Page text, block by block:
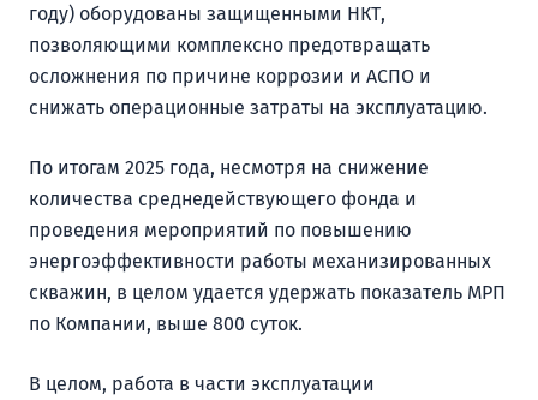
году) оборудованы защищенными НКТ,
позволяющими комплексно предотвращать
осложнения по причине коррозии и АСПО и
снижать операционные затраты на эксплуатацию.
По итогам 2025 года, несмотря на снижение
количества среднедействующего фонда и
проведения мероприятий по повышению
энергоэффективности работы механизированных
скважин, в целом удается удержать показатель МРП
по Компании, выше 800 суток.
В целом, работа в части эксплуатации